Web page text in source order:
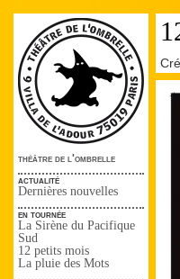
théâtre de l'ombrelle
actualité
Dernières nouvelles
en tournée
La Sirène du Pacifique
Sud
12 petits mois
La pluie des Mots